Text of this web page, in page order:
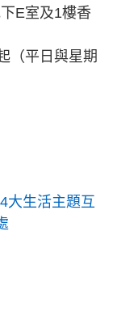
E室及1樓香
（平日與星期
大生活主題互